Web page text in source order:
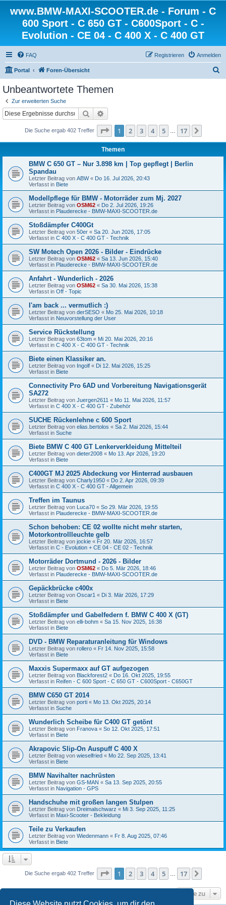
www.BMW-MAXI-SCOOTER.de - Forum - C
600 Sport - C 650 GT - C600Sport - C -
Evolution - CE 04 - C 400 X - C 400 GT
FAQ Anmelden
Registrieren
Portal Foren-Übersicht
Unbeantwortete Themen
Zur erweiterten Suche
Suche
Die Suche ergab 402 Treffer Seite 1von 17
1 2 3 4 5 17
Themen
BMW C 650 GT – Nur 3.898 km | Top gepflegt | Berlin
Spandau
Letzter Beitrag von ABW« Do 16. Jul 2026, 20:43
Verfasst in Biete
Modellpflege für BMW - Motorräder zum Mj. 2027
Letzter Beitrag von OSM62 « Do 2. Jul 2026, 19:26
Verfasst in Plauderecke - BMW-MAXI-SCOOTER.de
Stoßdämpfer C400Gt
Letzter Beitrag von 50er « Sa 20. Jun 2026, 17:05
Verfasst in C 400 X - C 400 GT - Technik
SW Motech Open 2026 - Bilder - Eindrücke
Letzter Beitrag von OSM62 « Sa 13. Jun 2026, 15:40
Verfasst in Plauderecke - BMW-MAXI-SCOOTER.de
Anfahrt - Wunderlich - 2026
Letzter Beitrag von OSM62 « Sa 30. Mai 2026, 15:38
Verfasst in Off - Topic
I'am back ... vermutlich :)
Letzter Beitrag von derSESO « Mo 25. Mai 2026, 10:18
Verfasst in Neuvorstellung der User
Service Rückstellung
Letzter Beitrag von 63tom « Mi 20. Mai 2026, 20:16
Verfasst in C 400 X - C 400 GT - Technik
Biete einen Klassiker an.
Letzter Beitrag von Ingolf « Di 12. Mai 2026, 15:25
Verfasst in Biete
Connectivity Pro 6AD und Vorbereitung Navigationsgerät
SA272
Letzter Beitrag von Juergen2611 « Mo 11. Mai 2026, 11:57
Verfasst in C 400 X - C 400 GT - Zubehör
SUCHE Rückenlehne c 600 Sport
Letzter Beitrag von elias.bertolos « Sa 2. Mai 2026, 15:44
Verfasst in Suche
Biete BMW C 400 GT Lenkerverkleidung Mittelteil
Letzter Beitrag von dieter2008 « Mo 13. Apr 2026, 19:20
Verfasst in Biete
C400GT MJ 2025 Abdeckung vor Hinterrad ausbauen
Letzter Beitrag von Charly1950 « Do 2. Apr 2026, 09:39
Verfasst in C 400 X - C 400 GT - Allgemein
Treffen im Taunus
Letzter Beitrag von Luca70 « So 29. Mär 2026, 19:55
Verfasst in Plauderecke - BMW-MAXI-SCOOTER.de
Schon behoben: CE 02 wollte nicht mehr starten,
Motorkontrollleuchte gelb
Letzter Beitrag von jockie « Fr 20. Mär 2026, 16:57
Verfasst in C - Evolution + CE 04 - CE 02 - Technik
Motorräder Dortmund - 2026 - Bilder
Letzter Beitrag von OSM62 « Do 5. Mär 2026, 18:46
Verfasst in Plauderecke - BMW-MAXI-SCOOTER.de
Gepäckbrücke c400x
Letzter Beitrag von Oscar1 « Di 3. Mär 2026, 17:29
Verfasst in Biete
Stoßdämpfer und Gabelfedern f. BMW C 400 X (GT)
Letzter Beitrag von elli-bohm « Sa 15. Nov 2025, 16:38
Verfasst in Biete
DVD - BMW Reparaturanleitung für Windows
Letzter Beitrag von rollero « Fr 14. Nov 2025, 15:58
Verfasst in Biete
Maxxis Supermaxx auf GT aufgezogen
Letzter Beitrag von Blackforest2 « Do 16. Okt 2025, 19:55
Verfasst in Reifen - C 600 Sport - C 650 GT - C600Sport - C650GT
BMW C650 GT 2014
Letzter Beitrag von porti « Mo 13. Okt 2025, 20:14
Verfasst in Suche
Wunderlich Scheibe für C400 GT getönt
Letzter Beitrag von Franova « So 12. Okt 2025, 17:51
Verfasst in Biete
Akrapovic Slip-On Auspuff C 400 X
Letzter Beitrag von wieselfried « Mo 22. Sep 2025, 13:41
Verfasst in Biete
BMW Navihalter nachrüsten
Letzter Beitrag von GS-MAN « Sa 13. Sep 2025, 20:55
Verfasst in Navigation - GPS
Handschuhe mit großen langen Stulpen
Letzter Beitrag von Dreimalschwarz « Mi 3. Sep 2025, 11:25
Verfasst in Maxi-Scooter - Bekleidung
Teile zu Verkaufen
Letzter Beitrag von Wiedenmann « Fr 8. Aug 2025, 07:46
Verfasst in Biete
Die Suche ergab 402 Treffer Seite 1von 17
1 2 3 4 5 17
Gehe zu